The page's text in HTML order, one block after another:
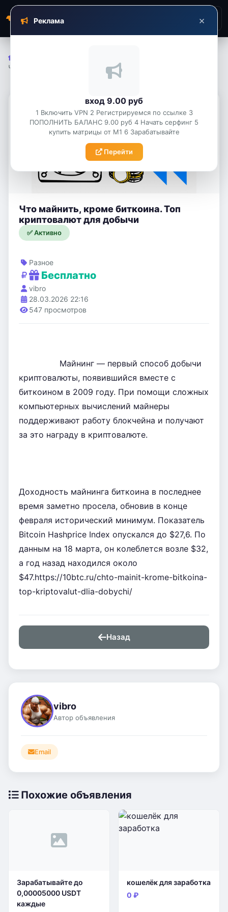
TrafX
Реклама ×
вход 9.00 руб
1 Включить VPN 2 Регистрируемся по ссылке 3
ПОПОЛНИТЬ БАЛАНС 9.00 руб 4 Начать серфинг 5
купить матрицы от М1 6 Зарабатывайте
Перейти
Что майнить, кроме биткоина. Топ криптовалют для д...
Что майнить, кроме биткоина. Топ
криптовалют для добычи
✅ Активно
Разное
Бесплатно
vibro
28.03.2026 22:16
547 просмотров
криптовалюты, появившийся вместе с
биткоином в 2009 году. При помощи сложных
компьютерных вычислений майнеры
поддерживают работу блокчейна и получают
за это награду в криптовалюте.
Доходность майнинга биткоина в последнее
время заметно просела, обновив в конце
февраля исторический минимум. Показатель
Bitcoin Hashprice Index опускался до $27,6. По
данным на 18 марта, он колеблется возле $32,
а год назад находился около
$47.https://10btc.ru/chto-mainit-krome-bitkoina-
top-kriptovalut-dlia-dobychi/
Назад
vibro
Автор объявления
Email
Похожие объявления
Зарабатывайте до
0,00005000 USDT
каждые
кошелёк для заработка
0 ₽